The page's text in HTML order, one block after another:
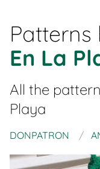
Patterns
En La
All the
Playa
DONPATRON